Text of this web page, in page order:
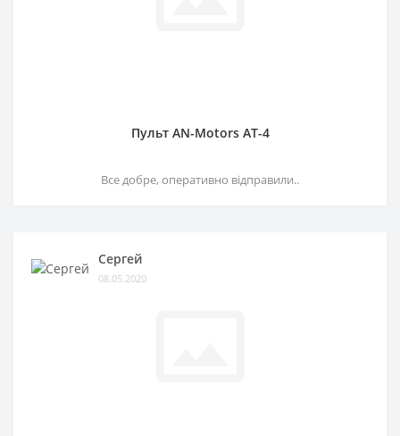
Пульт AN-Motors AT-4
Все добре, оперативно відправили..
Сергей
08.05.2020